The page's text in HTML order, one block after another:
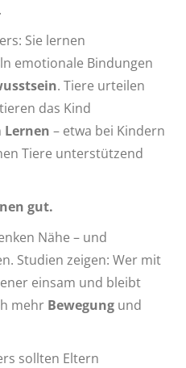
Sie lernen
emotionale Bindungen
. Tiere urteilen
das Kind
Lernen – etwa bei Kindern
Tiere unterstützend
gut.
Nähe – und
Studien zeigen: Wer mit
einsam und bleibt
mehr Bewegung und
sollten Eltern